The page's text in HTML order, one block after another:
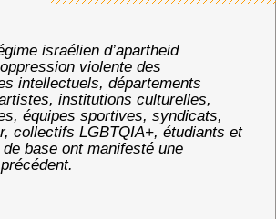
israélien d’apartheid
violente des
intellectuels, départements
institutions culturelles,
équipes sportives, syndicats,
collectifs LGBTQIA+, étudiants et
base ont manifesté une